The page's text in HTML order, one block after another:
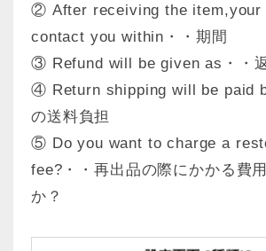
② After receiving the item,your
contact you within・・期間
③ Refund will be given as・・
④ Return shipping will be paid
の送料負担
⑤ Do you want to charge a
fee?・・再出品の際にかかる費
か？